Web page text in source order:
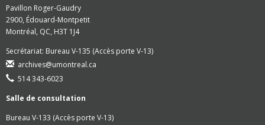
Pavillon Roger-Gaudry
2900, Édouard-Montpetit
Montréal, QC, H3T 1J4
Secrétariat: Bureau V-135 (Accès porte V-13)
archives@umontreal.ca
514 343-6023
Salle de consultation
Bureau V-133 (Accès porte V-13)